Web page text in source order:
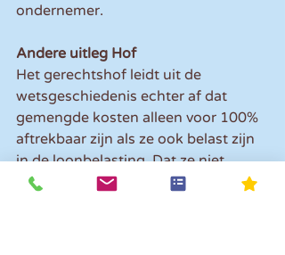
ondernemer.
Andere uitleg Hof
Het gerechtshof leidt uit de
wetsgeschiedenis echter af dat
gemengde kosten alleen voor 100%
aftrekbaar zijn als ze ook belast zijn
in de loonbelasting. Dat ze niet
belast zijn omdat ze onder waren